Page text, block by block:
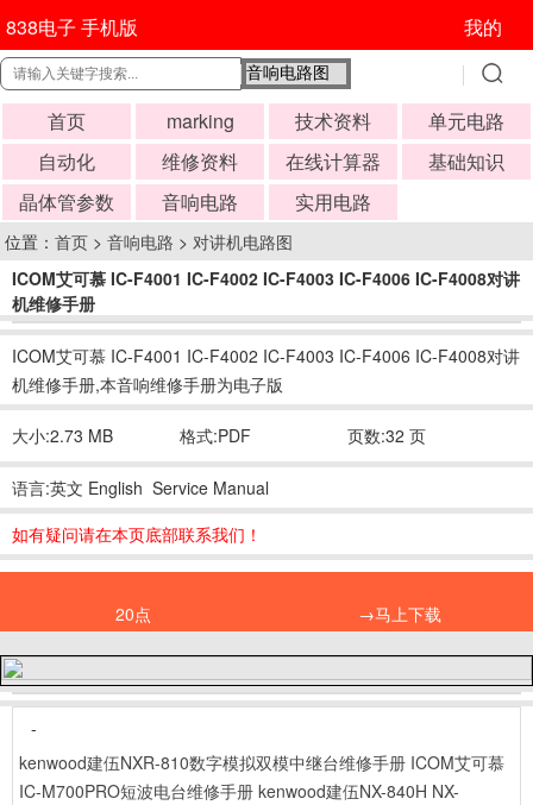
838电子 手机版 我的
首页 marking 技术资料
单元电路
自动化
维修资料 在线计算器
基础知识
晶体管参数
音响电路 实用电路
位置： 首页 > 音响电路 > 对讲机电路图
ICOM艾可慕 IC-F4001 IC-F4002 IC-F4003 IC-F4006 IC-F4008对讲
机维修手册
时间:2017-09-16 05:10:20
ICOM艾可慕 IC-F4001 IC-F4002 IC-F4003 IC-F4006 IC-F4008对讲
机维修手册,本音响维修手册为电子版
大小:2.73 MB 格式:PDF 页数:32 页
语言:英文 English Service Manual
如有疑问请在本页底部联系我们！
20点 →马上下载
-
kenwood建伍NXR-810数字模拟双模中继台维修手册 ICOM艾可慕
IC-M700PRO短波电台维修手册 kenwood建伍NX-840H NX-